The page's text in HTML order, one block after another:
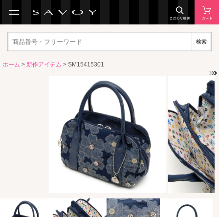
検索
ホーム > 新作アイテム > SM15415301